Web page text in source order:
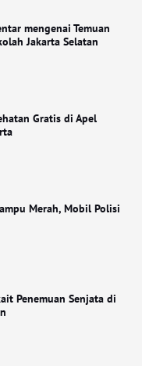
mengenai Temuan
Jakarta Selatan
Gratis di Apel
Merah, Mobil Polisi
Penemuan Senjata di